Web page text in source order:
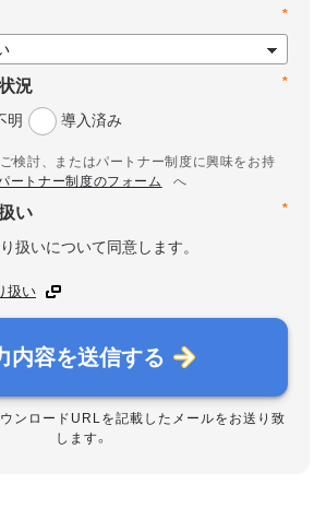
*
*
況
明 導入済み
検討、またはパートナー制度に興味をお持
ートナー制度のフォーム
へ
*
い
扱いについて同意します。
扱い
内容を送信する
ンロードURLを記載したメールをお送り致
します。